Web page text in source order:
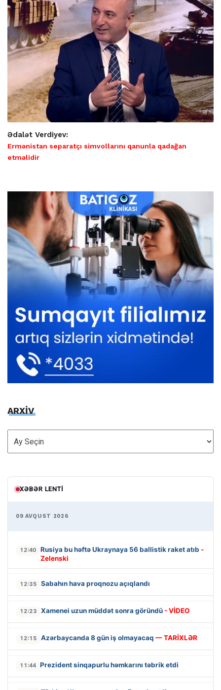
Ədalət Verdiyev:
Ermənistan separatçı simvollarını qanunla qadağan
etməlidir
ARXİV
ARXİV
XƏBƏR LENTI
09 AVQUST 2026
12:40 Rusiya bu həftə Ukraynaya 56 ballistik raket atıb -
Zelenski
12:35 Sabahın hava proqnozu açıqlandı
12:23 Xamenei uzun müddət sonra göründü - VİDEO
12:15 Azərbaycanda 8 gün iş olmayacaq — TARİXLƏR
11:44 Prezident sinqapurlu həmkarını təbrik etdi